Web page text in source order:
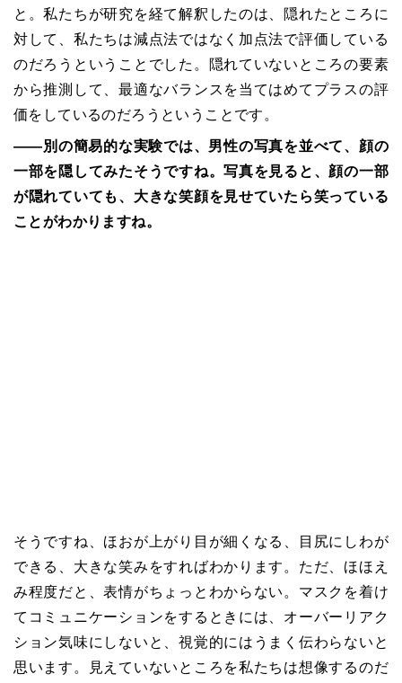
と。私たちが研究を経て解釈したのは、隠れたところに
対して、私たちは減点法ではなく加点法で評価している
のだろうということでした。隠れていないところの要素
から推測して、最適なバランスを当てはめてプラスの評
価をしているのだろうということです。
――別の簡易的な実験では、男性の写真を並べて、顔の
一部を隠してみたそうですね。写真を見ると、顔の一部
が隠れていても、大きな笑顔を見せていたら笑っている
ことがわかりますね。
そうですね、ほおが上がり目が細くなる、目尻にしわが
できる、大きな笑みをすればわかります。ただ、ほほえ
み程度だと、表情がちょっとわからない。マスクを着け
てコミュニケーションをするときには、オーバーリアク
ション気味にしないと、視覚的にはうまく伝わらないと
思います。見えていないところを私たちは想像するのだ